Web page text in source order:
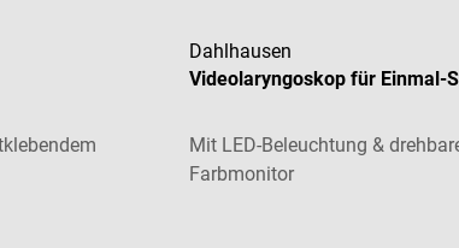
Dahlhausen
Videolaryngoskop für Einmal-
Mit LED-Beleuchtung &
Farbmonitor